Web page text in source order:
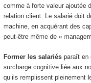
comme à forte valeur ajoutée
relation client. Le salarié doit
machine, en acquérant des
peut-être même de «
Former les salariésparaît en
surcharge cognitive liée aux
qu’ils remplissent pleinement